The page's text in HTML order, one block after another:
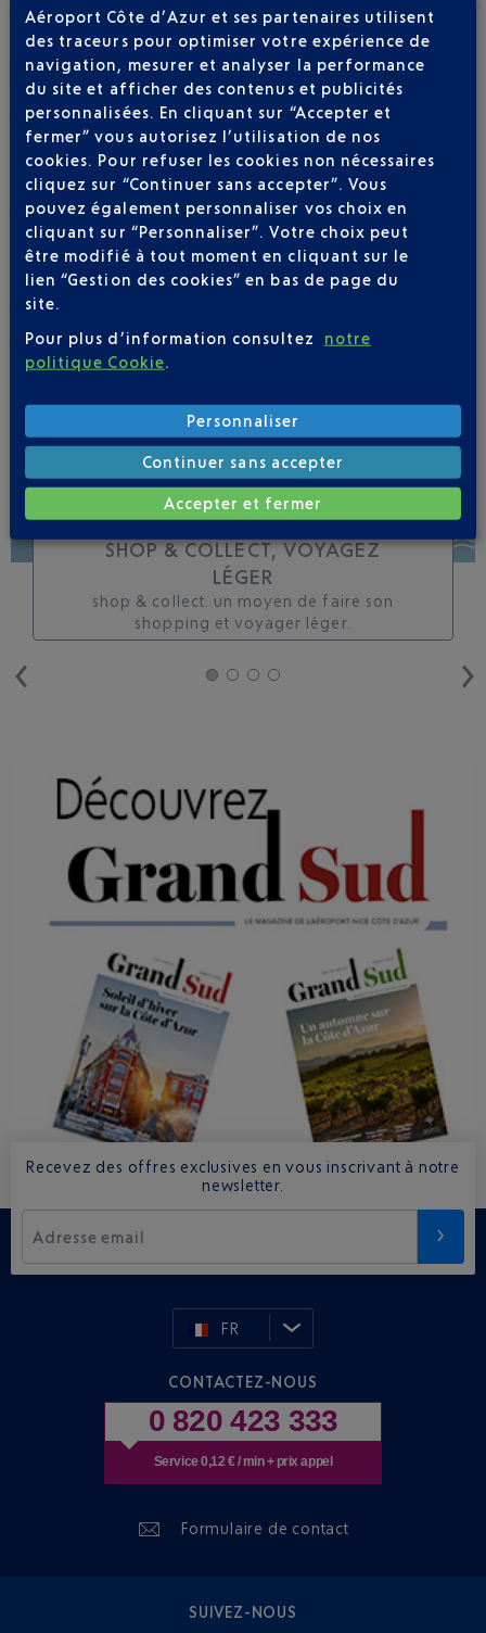
Soyez notifié(e) de
toutes les évolutions
pour ce vol
SHOP & COLLECT, VOYAGEZ
LÉGER
shop & collect. un moyen de faire son
shopping et voyager léger.
Recevez des offres exclusives en vous inscrivant à notre
newsletter.
Adresse email
FR
CONTACTEZ-NOUS
0 820 423 333
Service 0,12 € / min + prix appel
Formulaire de contact
SUIVEZ-NOUS
Aéroport Côte d’Azur et ses partenaires utilisent
des traceurs pour optimiser votre expérience de
navigation, mesurer et analyser la performance
du site et afficher des contenus et publicités
personnalisées. En cliquant sur “Accepter et
fermer” vous autorisez l’utilisation de nos
cookies. Pour refuser les cookies non nécessaires
cliquez sur “Continuer sans accepter”. Vous
pouvez également personnaliser vos choix en
cliquant sur “Personnaliser”. Votre choix peut
être modifié à tout moment en cliquant sur le
lien “Gestion des cookies” en bas de page du
site.
Pour plus d’information consultez
notre
politique Cookie
Personnaliser
Continuer sans accepter
Accepter et fermer